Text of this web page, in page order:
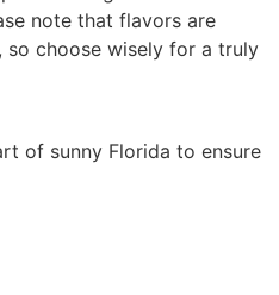
note that flavors are
choose wisely for a truly
of sunny Florida to ensure